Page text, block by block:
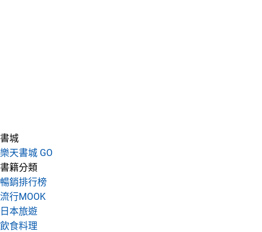
書城
樂天書城 GO
書籍分類
暢銷排行榜
流行MOOK
日本旅遊
飲食料理